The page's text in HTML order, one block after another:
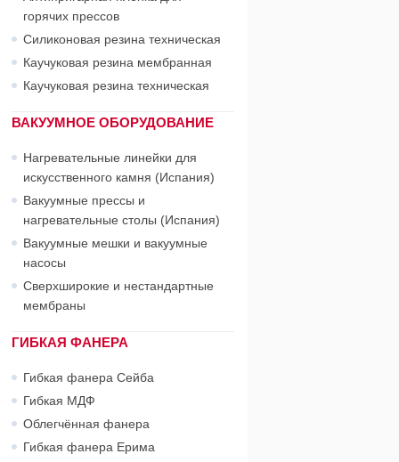
горячих прессов
Силиконовая резина техническая
Каучуковая резина мембранная
Каучуковая резина техническая
ВАКУУМНОЕ ОБОРУДОВАНИЕ
Нагревательные линейки для
искусственного камня (Испания)
Вакуумные прессы и
нагревательные столы (Испания)
Вакуумные мешки и вакуумные
насосы
Сверхширокие и нестандартные
мембраны
ГИБКАЯ ФАНЕРА
Гибкая фанера Сейба
Гибкая МДФ
Облегчённая фанера
Гибкая фанера Ерима